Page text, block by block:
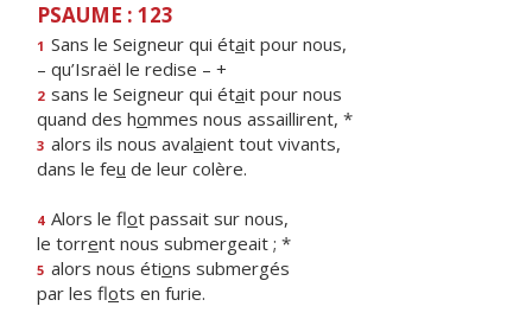
PSAUME : 123
1 Sans le Seigneur qui était pour nous,
– qu’Israël le redise – +
2 sans le Seigneur qui était pour nous
quand des hommes nous assaillirent, *
3 alors ils nous avalaient tout vivants,
dans le feu de leur colère.
4 Alors le flot passait sur nous,
le torrent nous submergeait ; *
5 alors nous étions submergés
par les flots en furie.